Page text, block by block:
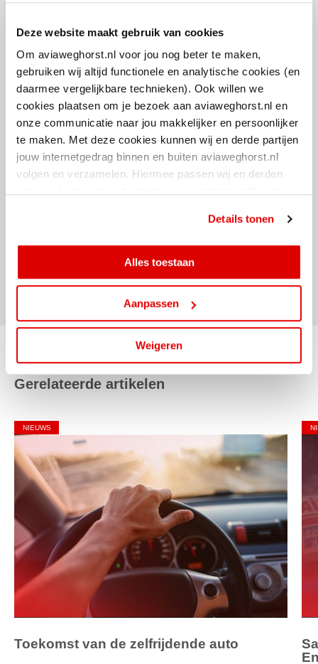
Deze website maakt gebruik van cookies
Om aviaweghorst.nl voor jou nog beter te maken,
gebruiken wij altijd functionele en analytische cookies (en
daarmee vergelijkbare technieken). Ook willen we
cookies plaatsen om je bezoek aan aviaweghorst.nl en
onze communicatie naar jou makkelijker en persoonlijker
te maken. Met deze cookies kunnen wij en derde partijen
jouw internetgedrag binnen en buiten aviaweghorst.nl
volgen en verzamelen. Hiermee passen wij en derden
ga je hiermee akkoord. Je kunt je cookievoorkeuren altijd
Details tonen
Alles toestaan
Aanpassen
Weigeren
tankstations. AVIA en Tamoil willen door deze samenwerking hun
AVIA Tankkaart
Voor het zakelijk segment biedt AVIA de AVIA Tankkaart aan, een
tankpas die staat voor eenvoudig en snel afrekenen, online beheer en
natuurlijk voordelig tanken. Met de AVIA Tankkaart kunt u bijna altijd
24/7 tanken. Vanaf 1 december 2014 zijn alle technische
voorbereidingen afgerond en worden de tankpassen wederzijds
geaccepteerd.
Gerelateerde artikelen
NIEUWS
Toekomst van de zelfrijdende auto